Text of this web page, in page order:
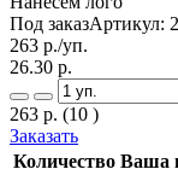
Под заказАртикул:
263 р./уп.
26.30 р.
263 р. (10 )
Заказать
Количество Ваша